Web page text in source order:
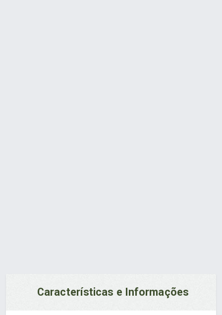
Características e Informações